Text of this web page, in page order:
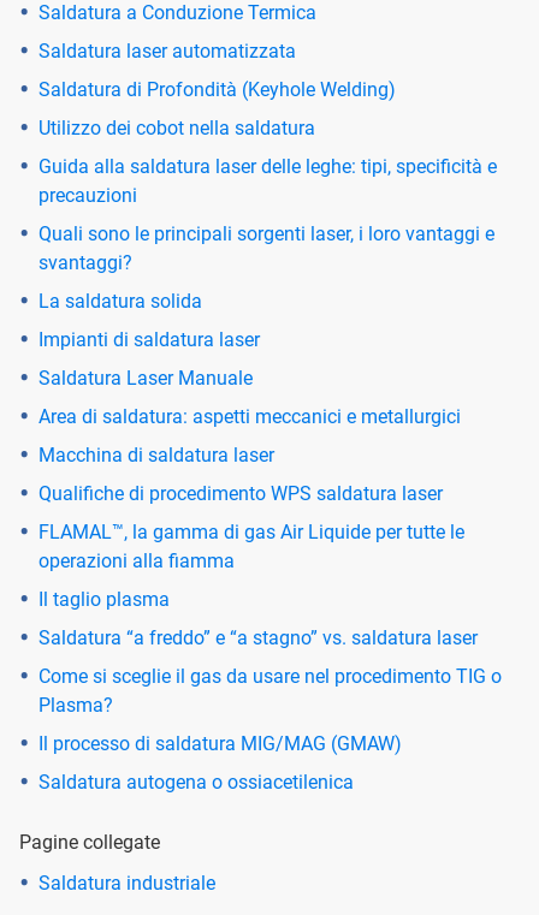
Saldatura a Conduzione Termica
Saldatura laser automatizzata
Saldatura di Profondità (Keyhole Welding)
Utilizzo dei cobot nella saldatura
Guida alla saldatura laser delle leghe: tipi, specificità e
precauzioni
Quali sono le principali sorgenti laser, i loro vantaggi e
svantaggi?
La saldatura solida
Impianti di saldatura laser
Saldatura Laser Manuale
Area di saldatura: aspetti meccanici e metallurgici
Macchina di saldatura laser
Qualifiche di procedimento WPS saldatura laser
FLAMAL™, la gamma di gas Air Liquide per tutte le
operazioni alla fiamma
Il taglio plasma
Saldatura “a freddo” e “a stagno” vs. saldatura laser
Come si sceglie il gas da usare nel procedimento TIG o
Plasma?
Il processo di saldatura MIG/MAG (GMAW)
Saldatura autogena o ossiacetilenica
Pagine collegate
Saldatura industriale